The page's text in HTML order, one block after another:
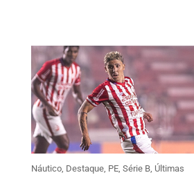
Náutico, Destaque, PE, Série B, Últimas